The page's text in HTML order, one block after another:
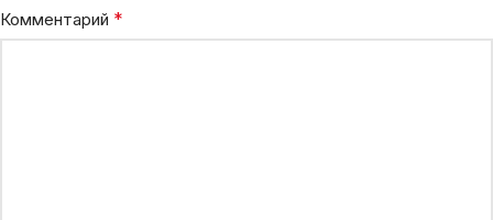
Комментарий *